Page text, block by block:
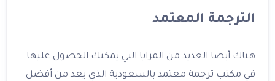
الترجمة المعتمد
هناك أيضا العديد من المزايا التي يمكنك الحصول عليها
في مكتب ترجمة معتمد بالسعودية الذي يعد من أفضل